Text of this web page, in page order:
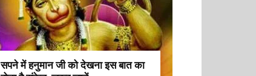
सपने में हनुमान जी को देखना इस बात का